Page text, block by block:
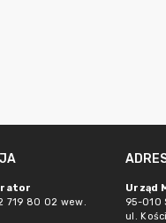
719 80 02 wew.
Urząd
95-010
ul.